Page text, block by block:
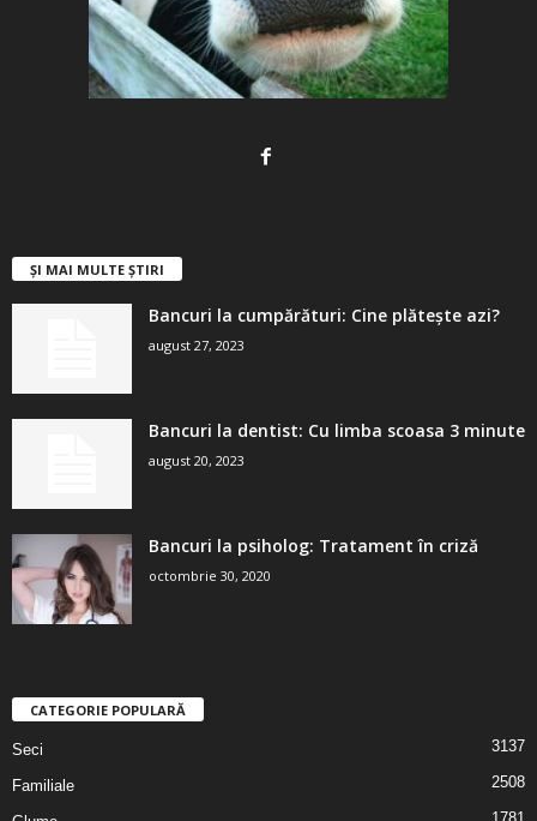
ȘI MAI MULTE ȘTIRI
Bancuri la cumpărături: Cine plătește azi?
august 27, 2023
Bancuri la dentist: Cu limba scoasa 3 minute
august 20, 2023
Bancuri la psiholog: Tratament în criză
octombrie 30, 2020
CATEGORIE POPULARĂ
Seci 3137
Familiale 2508